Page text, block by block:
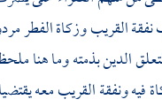
القريب وزكاة الفطر
الدين بذمته وما هنا
ونفقة القريب معه